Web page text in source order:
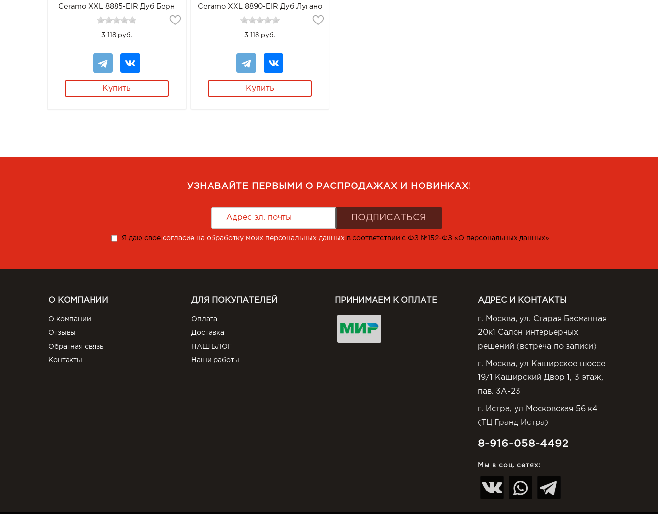
Ceramo XXL 8885-EIR Дуб Берн
3 118 руб.
Купить
Ceramo XXL 8890-EIR Дуб Лугано
3 118 руб.
Купить
УЗНАВАЙТЕ ПЕРВЫМИ О РАСПРОДАЖАХ И НОВИНКАХ!
Я даю свое согласие на обработку моих персональных данных в соответствии с ФЗ №152-ФЗ «О персональных данных»
О КОМПАНИИ
О компании
Отзывы
Обратная связь
Контакты
ДЛЯ ПОКУПАТЕЛЕЙ
Оплата
Доставка
НАШ БЛОГ
Наши работы
ПРИНИМАЕМ К ОПЛАТЕ АДРЕС И КОНТАКТЫ
г. Москва, ул. Старая Басманная
20к1 Салон интерьерных
решений (встреча по записи)
г. Москва, ул Каширское шоссе
19/1 Каширский Двор 1, 3 этаж,
пав. 3А-23
г. Истра, ул Московская 56 к4
(ТЦ Гранд Истра)
8-916-058-4492
Мы в соц. сетях: